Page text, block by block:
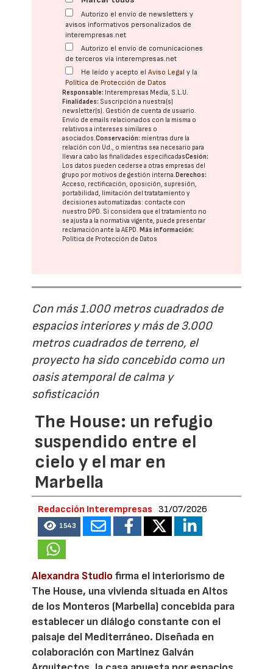
Autorizo el envío de newsletters y
avisos informativos personalizados de
interempresas.net
Autorizo el envío de comunicaciones
de terceros vía interempresas.net
He leído y acepto elAviso Legal y la
Política de Protección de Datos
Responsable: Interempresas Media, S.L.U.
Finalidades: Suscripción a nuestra(s)
newsletter(s). Gestión de cuenta de usuario.
Envío de emails relacionados con la misma o
relativos a intereses similares o
asociados.Conservación: mientras dure la
relación con Ud., o mientras sea necesario para
llevar a cabo las finalidades especificadasCesión:
Los datos pueden cederse a otras empresas del
grupo por motivos de gestión interna.Derechos:
Acceso, rectificación, oposición, supresión,
portabilidad, limitación del tratatamiento y
decisiones automatizadas: contacte con
nuestro DPD. Si considera que el tratamiento no
se ajusta a la normativa vigente, puede presentar
reclamación ante laAEPD.Más información:
Política de Protección de Datos
Con más 1.000 metros cuadrados de
espacios interiores y más de 3.000
metros cuadrados de terreno, el
proyecto ha sido concebido como un
oasis atemporal de calma y
sofisticación
The House: un refugio
suspendido entre el
cielo y el mar en
Marbella
Redacción Interempresas 31/07/2026
1543
Alexandra Studio firma el interiorismo de
The House, una vivienda situada en Altos
de los Monteros (Marbella) concebida para
establecer un diálogo constante con el
paisaje del Mediterráneo. Diseñada en
colaboración con Martinez Galván